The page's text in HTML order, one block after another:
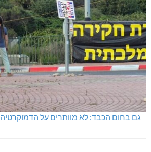
גם בחום הכבד: לא מוותרים על הדמוקרטיה